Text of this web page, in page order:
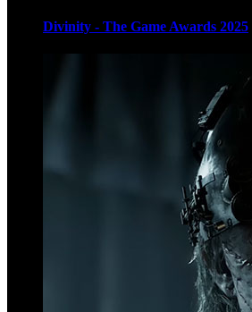
Divinity - The Game Awards 2025